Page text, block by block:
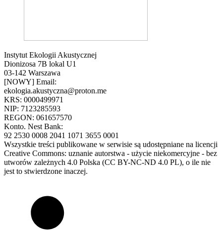
Instytut Ekologii Akustycznej
Dionizosa 7B lokal U1
03-142 Warszawa
[NOWY] Email:
ekologia.akustyczna@proton.me
KRS: 0000499971
NIP: 7123285593
REGON: 061657570
Konto. Nest Bank:
92 2530 0008 2041 1071 3655 0001
Wszystkie treści publikowane w serwisie są udostępniane na licencji
Creative Commons: uznanie autorstwa - użycie niekomercyjne - bez
utworów zależnych 4.0 Polska (CC BY-NC-ND 4.0 PL), o ile nie
jest to stwierdzone inaczej.